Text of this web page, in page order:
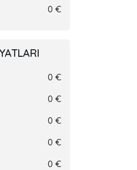
0 €
0 €
0 €
0 €
0 €
0 €